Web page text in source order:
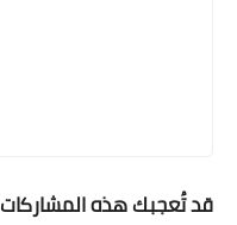
قد تُعجبك هذه المشاركات